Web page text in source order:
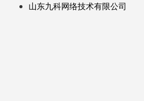
山东九科网络技术有限公司